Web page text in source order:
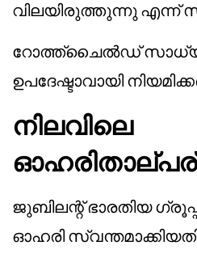
വിലയിരുത്തുന്നു എന്ന്
റോത്ത്‌ചൈൽഡ് സാധ്യതാ
ഉപദേഷ്ടാവായി
നിലവിലെ
ജുബിലന്റ് ഭാരതിയ
ഓഹരി